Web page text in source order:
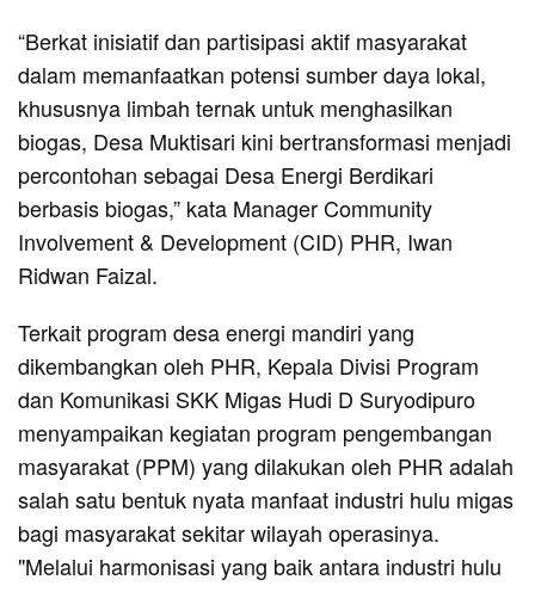
“Berkat inisiatif dan partisipasi aktif masyarakat
dalam memanfaatkan potensi sumber daya lokal,
khususnya limbah ternak untuk menghasilkan
biogas, Desa Muktisari kini bertransformasi menjadi
percontohan sebagai Desa Energi Berdikari
berbasis biogas,” kata Manager Community
Involvement & Development (CID) PHR, Iwan
Ridwan Faizal.
Terkait program desa energi mandiri yang
dikembangkan oleh PHR, Kepala Divisi Program
dan Komunikasi SKK Migas Hudi D Suryodipuro
menyampaikan kegiatan program pengembangan
masyarakat (PPM) yang dilakukan oleh PHR adalah
salah satu bentuk nyata manfaat industri hulu migas
bagi masyarakat sekitar wilayah operasinya.
"Melalui harmonisasi yang baik antara industri hulu